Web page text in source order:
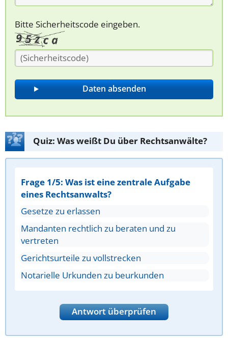
Bitte Sicherheitscode eingeben.
Quiz: Was weißt Du über Rechtsanwälte?
Frage 1/5: Was ist eine zentrale Aufgabe
eines Rechtsanwalts?
Gesetze zu erlassen
Mandanten rechtlich zu beraten und zu
vertreten
Gerichtsurteile zu vollstrecken
Notarielle Urkunden zu beurkunden
Antwort überprüfen